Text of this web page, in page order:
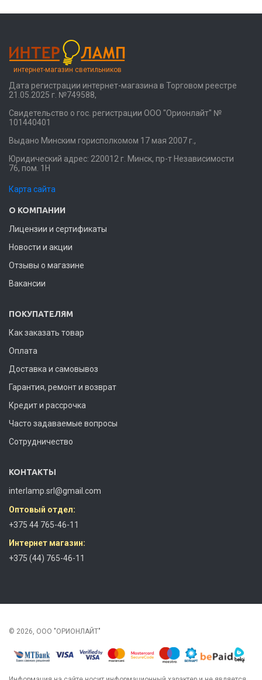
интернет-магазин светильников
Дата регистрации интернет-магазина в Торговом реестре
21.05.2025 г. №749588,
Свидетельство о гос. регистрации ООО "Орионлайт" №
101440401
Выдано Минским горисполкомом 17 мая 2007 г.,
Юридический адрес: 220012 г. Минск, пр-т Независимости
76, пом. 1Н
Карта сайта
О КОМПАНИИ
Лицензии и сертификаты
Новости и акции
Отзывы о магазине
Вакансии
ПОКУПАТЕЛЯМ
Как заказать товар
Оплата
Доставка и самовывоз
Гарантия, ремонт и возврат
Кредит и рассрочка
Часто задаваемые вопросы
Сотрудничество
КОНТАКТЫ
interlamp.srl@gmail.com
Оптовый отдел:
+375 44 765-46-11
Интернет магазин:
+375 (44) 765-46-11
© 2026, ООО "ОРИОНЛАЙТ"